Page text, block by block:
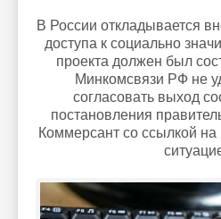
В России откладывается
доступа к социально
проекта должен был
Минкомсвязи РФ не
согласовать выход
постановления
Коммерсант со ссылкой на